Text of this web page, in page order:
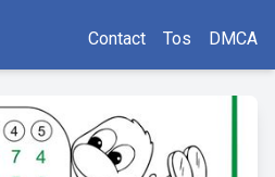
Contact Tos DMCA